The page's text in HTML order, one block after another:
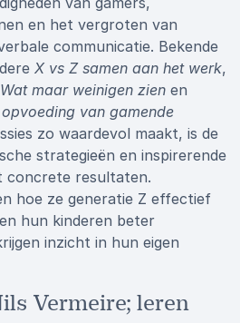
en het vergroten van
communicatie. Bekende
X vs Z samen aan het werk,
Wat maar weinigen zien en
van gamende
zo waardevol maakt, is de
strategieën en inspirerende
concrete resultaten.
hoe ze generatie Z effectief
hun kinderen beter
inzicht in hun eigen
Vermeire; leren